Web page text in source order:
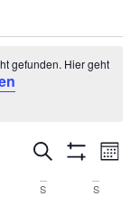
gefunden. Hier geht
Suche
SUCHE
S S